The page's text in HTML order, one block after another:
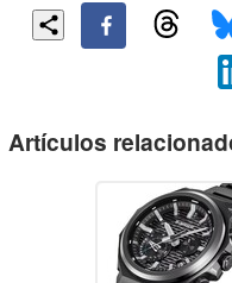
Artículos